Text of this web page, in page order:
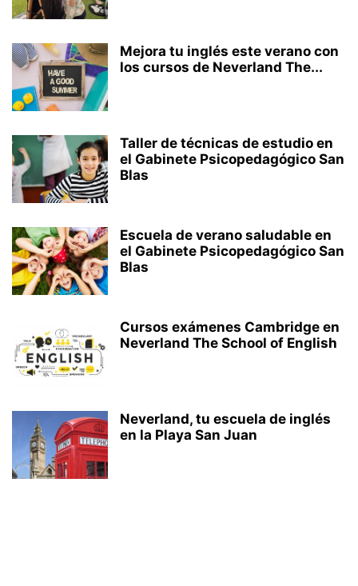
Mejora tu inglés este verano con
los cursos de Neverland The...
Taller de técnicas de estudio en
el Gabinete Psicopedagógico San
Blas
Escuela de verano saludable en
el Gabinete Psicopedagógico San
Blas
Cursos exámenes Cambridge en
Neverland The School of English
Neverland, tu escuela de inglés
en la Playa San Juan